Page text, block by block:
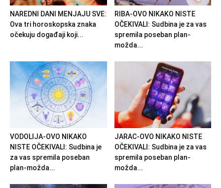
NAREDNI DANI MENJAJU SVE:
Ova tri horoskopska znaka
očekuju događaji koji...
RIBA-OVO NIKAKO NISTE
OČEKIVALI: Sudbina je za vas
spremila poseban plan-
možda...
VODOLIJA-OVO NIKAKO
NISTE OČEKIVALI: Sudbina je
za vas spremila poseban
plan-možda...
JARAC-OVO NIKAKO NISTE
OČEKIVALI: Sudbina je za vas
spremila poseban plan-
možda...